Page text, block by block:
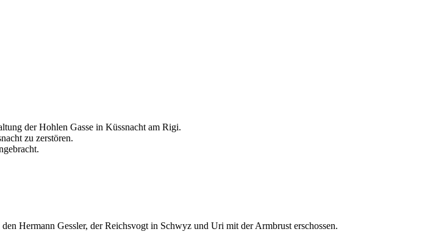
der Hohlen Gasse in Küssnacht am Rigi.
zu zerstören.
Hermann Gessler, der Reichsvogt in Schwyz und Uri mit der Armbrust erschossen.